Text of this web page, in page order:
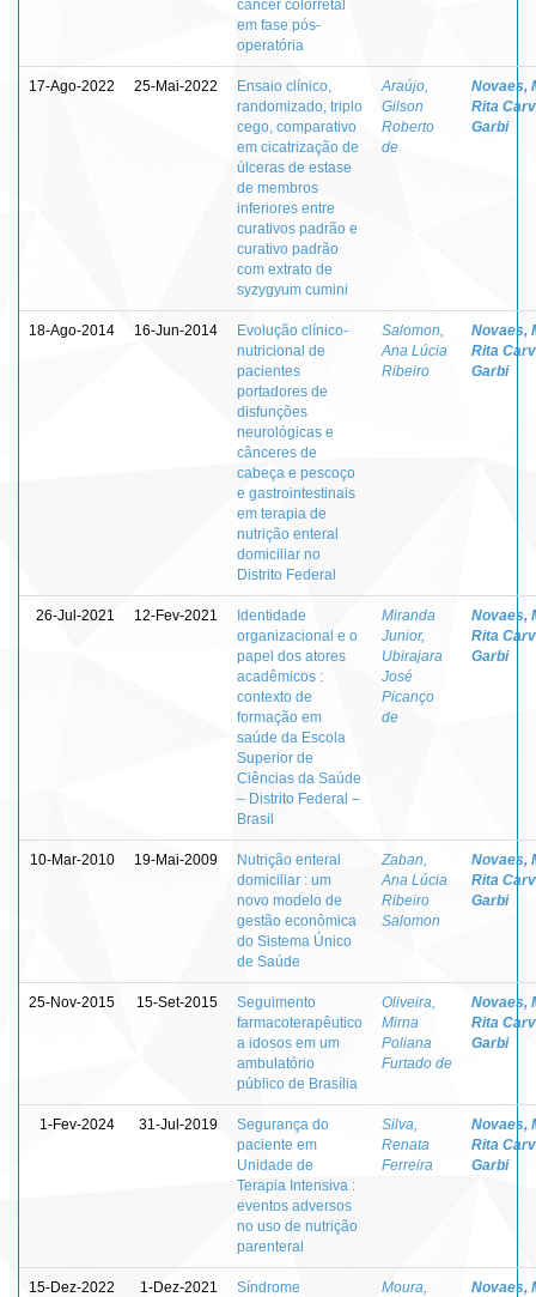
câncer colorretal
em fase pós-
operatória
17-Ago-2022 25-Mai-2022
Ensaio clínico,
randomizado, triplo
cego, comparativo
em cicatrização de
úlceras de estase
de membros
inferiores entre
curativos padrão e
curativo padrão
com extrato de
syzygyum cumini
Araújo,
Gilson
Roberto
de
Novaes,
Rita
Garbi
18-Ago-2014 16-Jun-2014
Evolução clínico-
nutricional de
pacientes
portadores de
disfunções
neurológicas e
cânceres de
cabeça e pescoço
e gastrointestinais
em terapia de
nutrição enteral
domiciliar no
Distrito Federal
Salomon,
Ana Lúcia
Ribeiro
Novaes,
Rita
Garbi
26-Jul-2021 12-Fev-2021
Identidade
organizacional e o
papel dos atores
acadêmicos :
contexto de
formação em
saúde da Escola
Superior de
Ciências da Saúde
– Distrito Federal –
Brasil
Miranda
Junior,
Ubirajara
José
Picanço
de
Novaes,
Rita
Garbi
10-Mar-2010 19-Mai-2009
Nutrição enteral
domiciliar : um
novo modelo de
gestão econômica
do Sistema Único
de Saúde
Zaban,
Ana Lúcia
Ribeiro
Salomon
Novaes,
Rita
Garbi
25-Nov-2015 15-Set-2015
Seguimento
farmacoterapêutico
a idosos em um
ambulatório
público de Brasília
Oliveira,
Mirna
Poliana
Furtado de
Novaes,
Rita
Garbi
1-Fev-2024 31-Jul-2019
Segurança do
paciente em
Unidade de
Terapia Intensiva :
eventos adversos
no uso de nutrição
parenteral
Silva,
Renata
Ferreira
Novaes,
Rita
Garbi
15-Dez-2022 1-Dez-2021
Síndrome
Moura,
Novaes,